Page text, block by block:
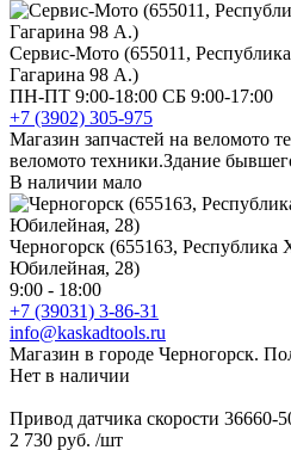
Сервис-Мото (655011,
Гагарина 98 А.)
ПН-ПТ 9:00-18:00 СБ 9:00-17:00
+7 (3902) 305-975
Магазин запчастей на веломото
веломото техники.Здание
В наличии мало
Черногорск (655163, Республика
Юбилейная, 28)
9:00 - 18:00
+7 (39031) 3-86-31
info@kaskadtools.ru
Магазин в городе Черногорск.
Нет в наличии
Привод датчика скорости 36660-
2 730 руб. /шт